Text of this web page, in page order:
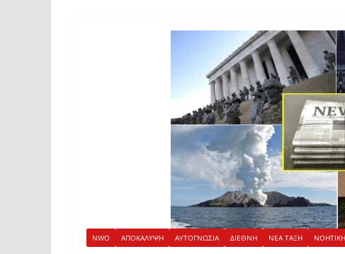
NWO ΑΠΟΚΑΛΥΨΗ ΑΥΤΟΓΝΩΣΙΑ ΔΙΕΘΝΗ ΝΕΑ ΤΑΞΗ